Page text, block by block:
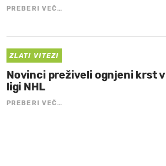
PREBERI VEČ…
ZLATI VITEZI
Novinci preživeli ognjeni krst v
ligi NHL
PREBERI VEČ…